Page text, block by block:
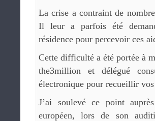
La crise a contraint de
Il leur a parfois été
résidence pour percevoir ces
Cette difficulté a été portée à
the3million et délégué
électronique pour recueillir
J’ai soulevé ce point
européen, lors de son